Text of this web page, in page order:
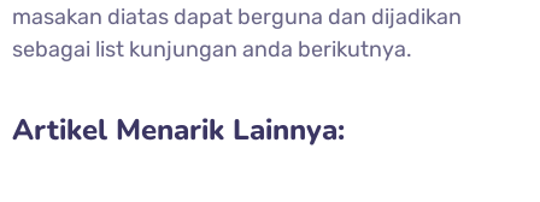
masakan diatas dapat berguna dan dijadikan
sebagai list kunjungan anda berikutnya.
Artikel Menarik Lainnya: